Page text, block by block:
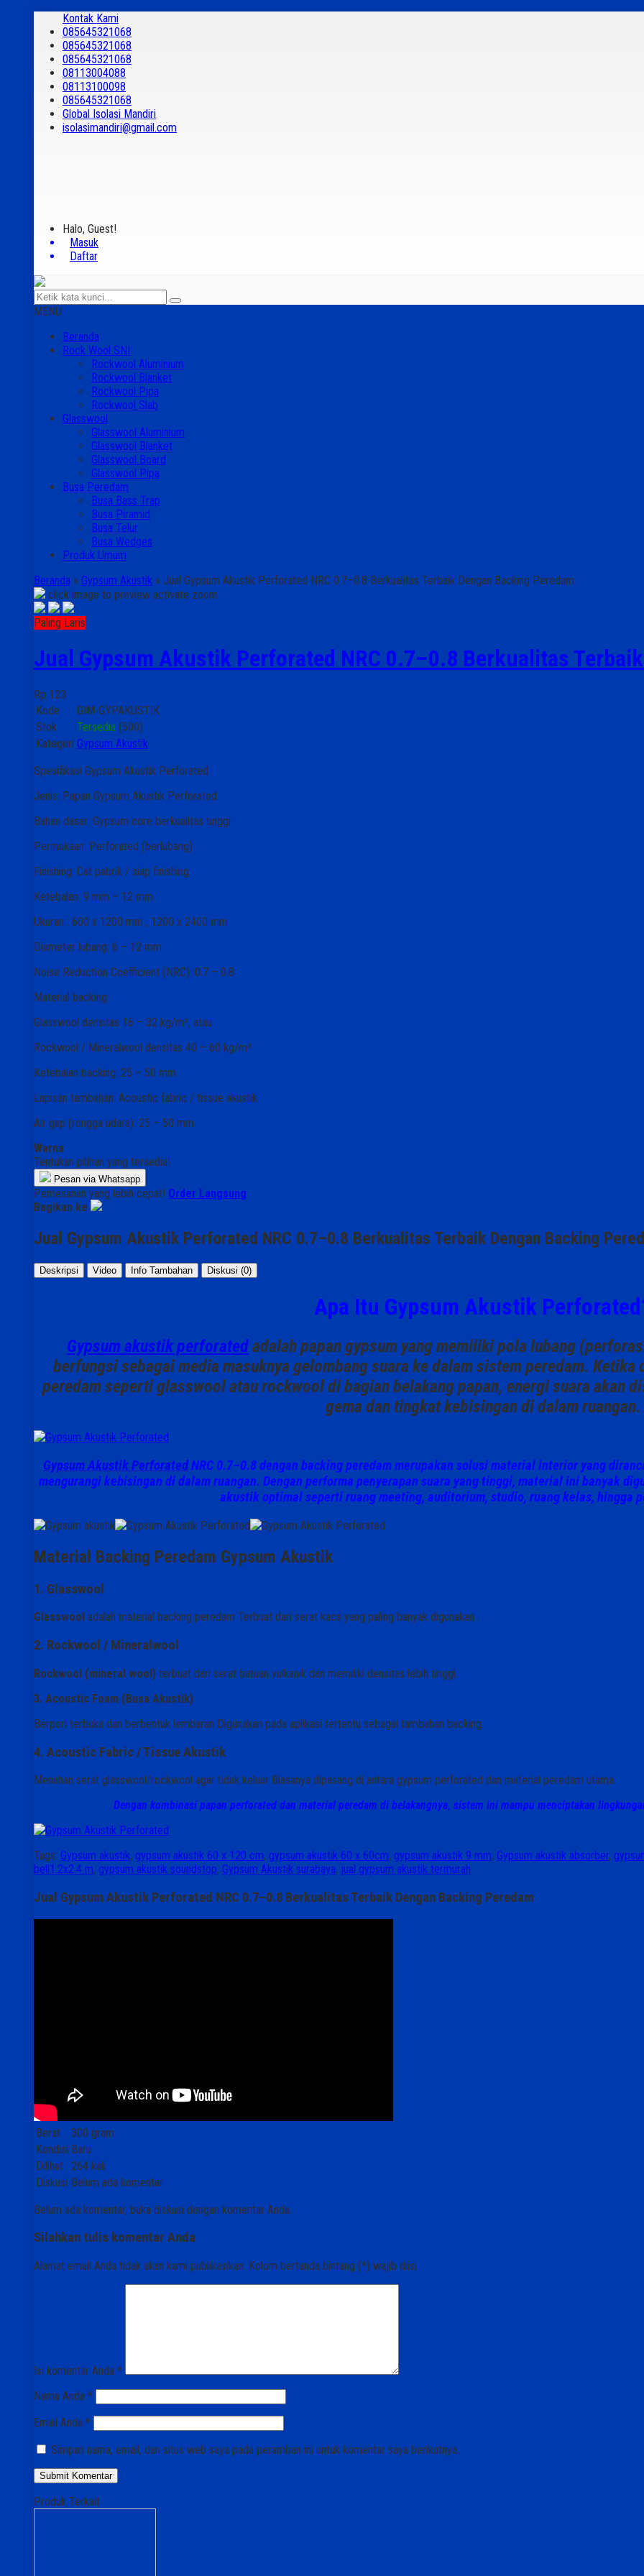
Kontak Kami
085645321068
085645321068
085645321068
08113004088
08113100098
085645321068
Global Isolasi Mandiri
isolasimandiri@gmail.com
Halo, Guest!
Masuk
Daftar
MENU
Beranda
Rock Wool SNI
Rockwool Aluminium
Rockwool Blanket
Rockwool Pipa
Rockwool Slab
Glasswool
Glasswool Aluminium
Glasswool Blanket
Glasswool Board
Glasswool Pipa
Busa Peredam
Busa Bass Trap
Busa Piramid
Busa Telur
Busa Wedges
Produk Umum
Beranda » Gypsum Akustik » Jual Gypsum Akustik Perforated NRC 0.7–0.8 Berkualitas Terbaik Dengan Backing Peredam
click image to preview activate zoom
Paling Laris
Jual Gypsum Akustik Perforated NRC 0.7–0.8 Berkualitas
Rp 123
Kode
GIM-GYPAKUSTIK
Stok
Tersedia (500)
Kategori Gypsum Akustik
Spesifikasi Gypsum Akustik Perforated
Jenis: Papan Gypsum Akustik Perforated
Bahan dasar: Gypsum core berkualitas tinggi
Permukaan: Perforated (berlubang)
Finishing: Cat pabrik / siap finishing
Ketebalan: 9 mm – 12 mm
Ukuran : 600 x 1200 mm , 1200 x 2400 mm
Diameter lubang: 6 – 12 mm
Noise Reduction Coefficient (NRC): 0.7 – 0.8
Material backing:
Glasswool densitas 16 – 32 kg/m³, atau
Rockwool / Mineralwool densitas 40 – 60 kg/m³
Ketebalan backing: 25 – 50 mm
Lapisan tambahan: Acoustic fabric / tissue akustik
Air gap (rongga udara): 25 – 50 mm
Warna
Tentukan pilihan yang tersedia!
Pesan via Whatsapp
Pemesanan yang lebih cepat! Order Langsung
Bagikan ke
Jual Gypsum Akustik Perforated NRC 0.7–0.8 Berkualitas Terbaik Dengan Backing
Deskripsi Video Info Tambahan Diskusi (0)
Apa Itu Gypsum Akustik
Gypsum akustik perforatedadalah papan gypsum yang memilikipola lubang
berfungsi sebagai media masuknya gelombang suara ke dalam sistem peredam.
peredamseperti glasswool atau rockwool di bagian belakang papan, energi suara akan
gema dan tingkat kebisingandi dalam ruangan.
Gypsum Akustik PerforatedNRC 0.7–0.8 dengan backing peredam merupakan solusi material interior yang
mengurangi kebisingan di dalam ruangan. Dengan performa penyerapan suara yang tinggi, material ini banyak
akustik optimal sepertiruang meeting, auditorium, studio, ruang kelas, hingga
Material Backing Peredam Gypsum Akustik
1. Glasswool
Glasswool adalah material backing peredam Terbuat dari serat kaca yang paling banyak digunakan .
2. Rockwool / Mineralwool
Rockwool (mineral wool) terbuat dari serat batuan vulkanik dan memiliki densitas lebih tinggi.
3. Acoustic Foam (Busa Akustik)
Berpori terbuka dan berbentuk lembaran Digunakan pada aplikasi tertentu sebagai tambahan backing.
4. Acoustic Fabric / Tissue Akustik
Menahan serat glasswool/rockwool agar tidak keluar Biasanya dipasang di antara gypsum perforated dan material peredam utama.
Dengan kombinasi papan perforated dan material peredam di belakangnya, sistem ini mampu menciptakan
Tags: Gypsum akustik, gypsum akustik 60 x 120 cm, gypsum akustik 60 x 60cm, gypsum akustik 9 mm, Gypsum akustik absorber,
bell1.2x2.4 m, gypsum akustik soundstop, Gypsum Akustik surabaya, jual gypsum akustik termurah
Jual Gypsum Akustik Perforated NRC 0.7–0.8 Berkualitas Terbaik Dengan Backing Peredam
Berat
300 gram
Kondisi Baru
Dilihat
264 kali
Diskusi Belum ada komentar
Belum ada komentar, buka diskusi dengan komentar Anda.
Silahkan tulis komentar Anda
Alamat email Anda tidak akan kami publikasikan. Kolom bertanda bintang (*) wajib diisi.
Isi komentar Anda *
Nama Anda *
Email Anda *
Simpan nama, email, dan situs web saya pada peramban ini untuk komentar saya berikutnya.
Produk Terkait